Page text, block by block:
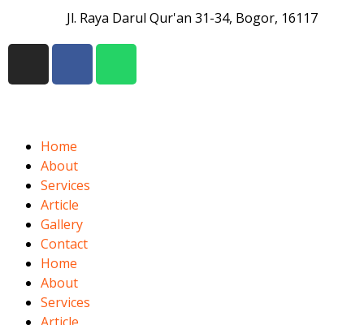
Jl. Raya Darul Qur'an 31-34, Bogor, 16117
Home
About
Services
Article
Gallery
Contact
Home
About
Services